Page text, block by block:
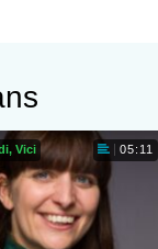
Vici 05:11